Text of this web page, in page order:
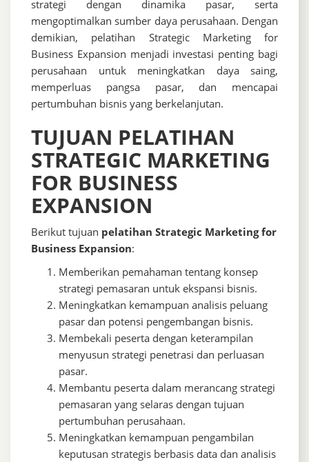
strategi dengan dinamika pasar, serta
mengoptimalkan sumber daya perusahaan. Dengan
demikian, pelatihan Strategic Marketing for
Business Expansion menjadi investasi penting bagi
perusahaan untuk meningkatkan daya saing,
memperluas pangsa pasar, dan mencapai
pertumbuhan bisnis yang berkelanjutan.
TUJUAN PELATIHAN
STRATEGIC MARKETING
FOR BUSINESS
EXPANSION
Berikut tujuan pelatihan Strategic Marketing for
Business Expansion:
Memberikan pemahaman tentang konsep
strategi pemasaran untuk ekspansi bisnis.
Meningkatkan kemampuan analisis peluang
pasar dan potensi pengembangan bisnis.
Membekali peserta dengan keterampilan
menyusun strategi penetrasi dan perluasan
pasar.
Membantu peserta dalam merancang strategi
pemasaran yang selaras dengan tujuan
pertumbuhan perusahaan.
Meningkatkan kemampuan pengambilan
keputusan strategis berbasis data dan analisis